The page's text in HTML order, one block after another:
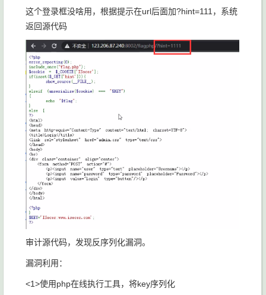
这个登录框没啥用，根据提示在url后面加?hint=111，系统
返回源代码
审计源代码，发现反序列化漏洞。
漏洞利用：
<1>使用php在线执行工具，将key序列化